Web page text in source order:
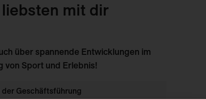
mit dir
über spannende Entwicklungen im
von Sport und Erlebnis!
Geschäftsführung